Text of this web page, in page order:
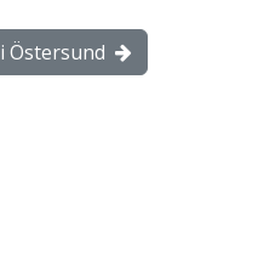
Östersund